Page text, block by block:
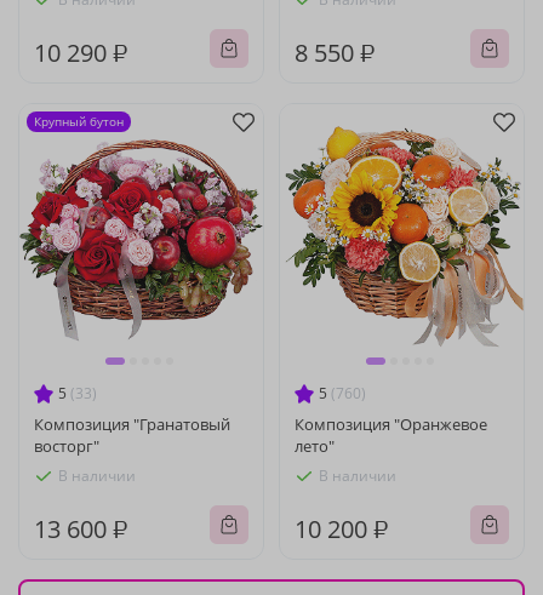
10 290 ₽ 8 550 ₽
5 (33)
Композиция "Гранатовый
восторг"
В наличии
13 600 ₽
Крупный бутон
5 (760)
Композиция "Оранжевое
лето"
В наличии
10 200 ₽